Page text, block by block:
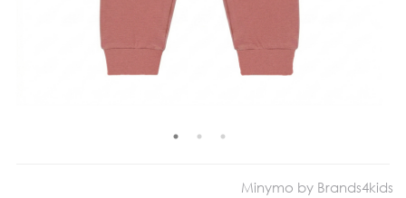
Minymo by Brands4kids